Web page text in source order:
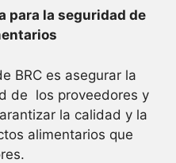
para la seguridad de
BRC es asegurar la
de los proveedores y
la calidad y la
alimentarios que